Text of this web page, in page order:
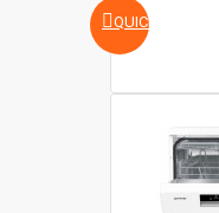
QUICKVIEW